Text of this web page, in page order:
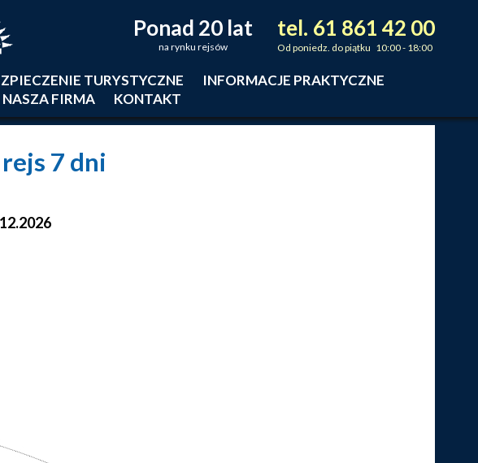
tel. 61 861 42 00
Od poniedz. do piątku 10:00 - 18:00
Ponad 20 lat
na rynku rejsów
TURYSTYCZNE
INFORMACJE PRAKTYCZNE
NASZA FIRMA KONTAKT
7 dni